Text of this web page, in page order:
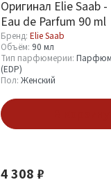
Оригинал Elie Saab
Eau de Parfum 90 ml
Бренд: Elie Saab
Объём: 90 мл
Тип парфюмерии:
(EDP)
Пол: Женский
4 308 ₽